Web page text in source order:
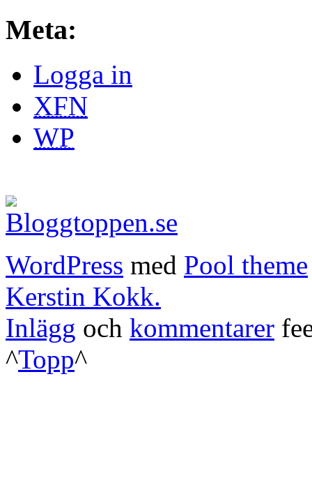
Meta:
Logga in
XFN
WP
WordPress med Pool theme
Kerstin Kokk.
Inlägg och kommentarer
^Topp^